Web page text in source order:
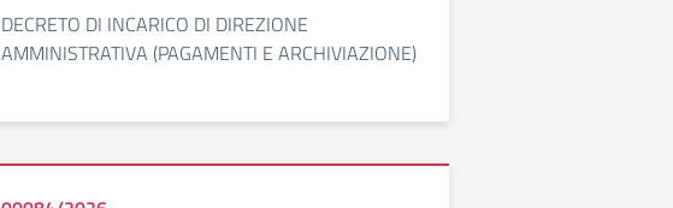
DECRETO DI INCARICO DI DIREZIONE
AMMINISTRATIVA (PAGAMENTI E ARCHIVIAZIONE)